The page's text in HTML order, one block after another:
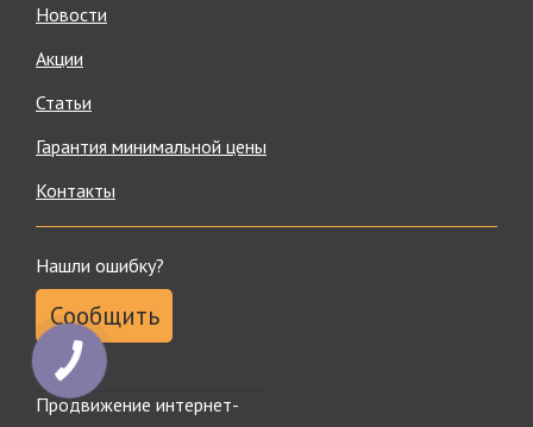
Новости
Акции
Статьи
Гарантия минимальной цены
Контакты
Нашли ошибку?
Сообщить
Продвижение интернет-